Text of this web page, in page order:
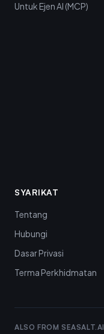
Untuk Ejen AI (MCP)
SYARIKAT
Tentang
Hubungi
Dasar Privasi
Terma Perkhidmatan
ALSO FROM SEASALT.AI